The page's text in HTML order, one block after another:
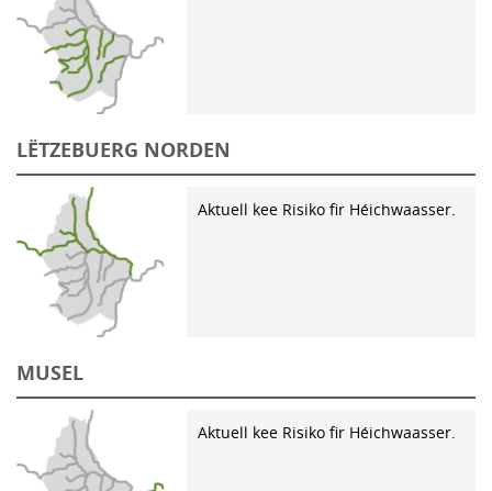
LËTZEBUERG NORDEN
Aktuell kee Risiko fir Héichwaasser.
MUSEL
Aktuell kee Risiko fir Héichwaasser.